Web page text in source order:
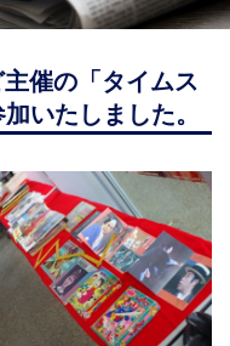
主催の「タイムス
いたしました。